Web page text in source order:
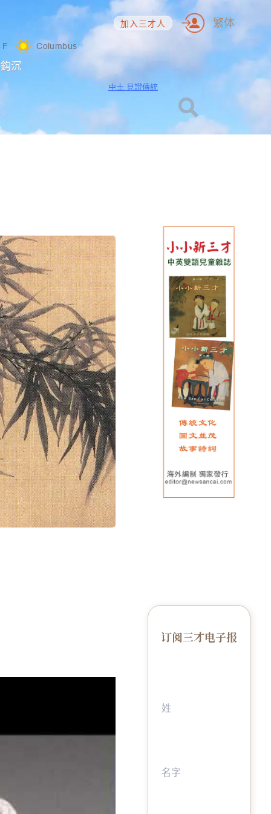
F Columbus
沉
加入三才人 繁体
中土 見證傳統
订阅三才电子报